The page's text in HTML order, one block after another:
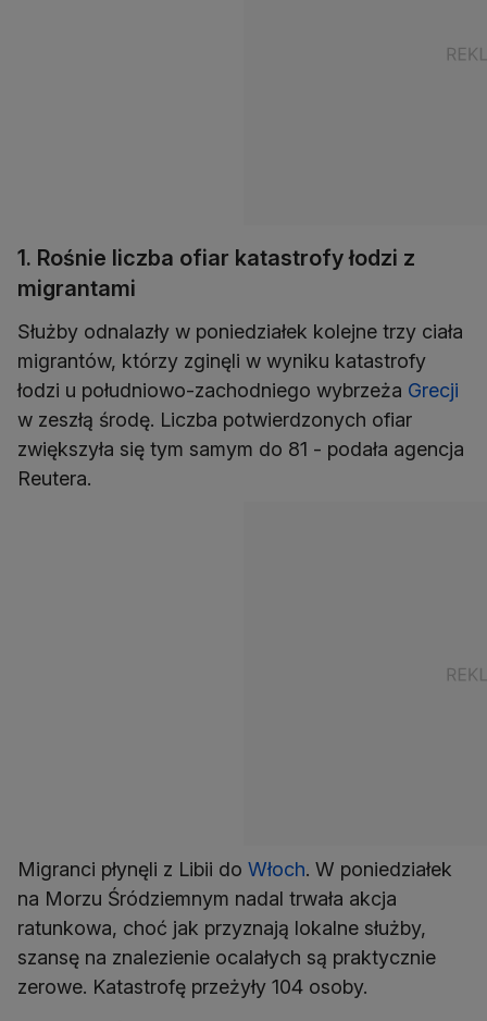
1. Rośnie liczba ofiar katastrofy łodzi z
migrantami
Służby odnalazły w poniedziałek kolejne trzy ciała
migrantów, którzy zginęli w wyniku katastrofy
łodzi u południowo-zachodniego wybrzeża Grecji
w zeszłą środę. Liczba potwierdzonych ofiar
zwiększyła się tym samym do 81 - podała agencja
Reutera.
Migranci płynęli z Libii do Włoch. W poniedziałek
na Morzu Śródziemnym nadal trwała akcja
ratunkowa, choć jak przyznają lokalne służby,
szansę na znalezienie ocalałych są praktycznie
zerowe. Katastrofę przeżyły 104 osoby.